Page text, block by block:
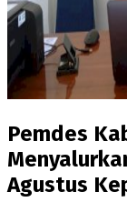
Pemdes
Agustus